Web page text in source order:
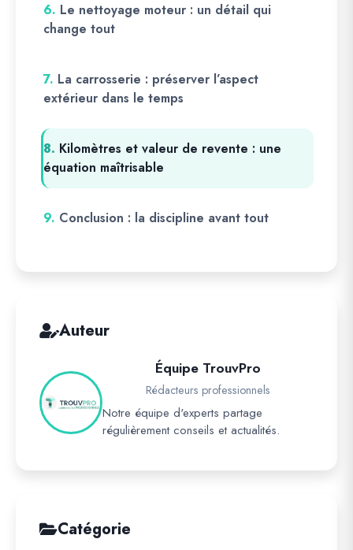
6. Le nettoyage moteur : un détail qui
change tout
7. La carrosserie : préserver l’aspect
extérieur dans le temps
8. Kilomètres et valeur de revente : une
équation maîtrisable
9. Conclusion : la discipline avant tout
Auteur
Équipe TrouvPro
Rédacteurs professionnels
Notre équipe d'experts partage
régulièrement conseils et actualités.
Catégorie